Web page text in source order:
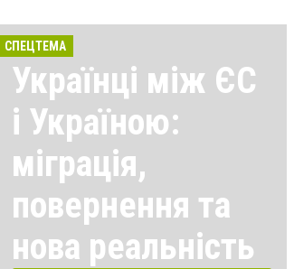
СПЕЦТЕМА
Українці між ЄС
і Україною:
міграція,
повернення та
нова реальність